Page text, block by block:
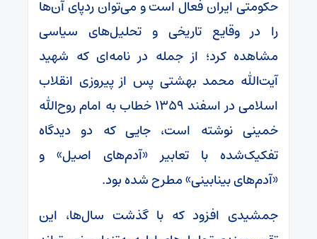
حکومتی ایران فعال است و می‌توان ردپای آن‌ها
را در وقایع تاریخی و تحلیل‌های سیاسی
مشاهده کرد؛ از جمله در نامه‌ای که شهید
آیت‌الله محمد بهشتی پس از پیروزی انقلاب
اسلامی در اسفند ۱۳۵۹ خطاب به امام روح‌الله
خمینی نوشته است، جایی که دو دیدگاه
تفکیک‌شده با تعابیر «آدم‌های اصیل» و
«آدم‌های بینابینی» مطرح شده بود.
جمشیدی افزود که با گذشت سال‌ها، این